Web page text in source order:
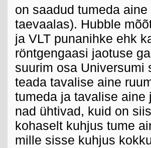
on saadud tumeda
taevaalas). Hubble
ja VLT punanihke ehk
röntgengaasi jaotuse
suurim osa Universumi
teada tavalise aine
tumeda ja tavalise aine
nad ühtivad, kuid on
kohaselt kuhjus tume
mille sisse kuhjus